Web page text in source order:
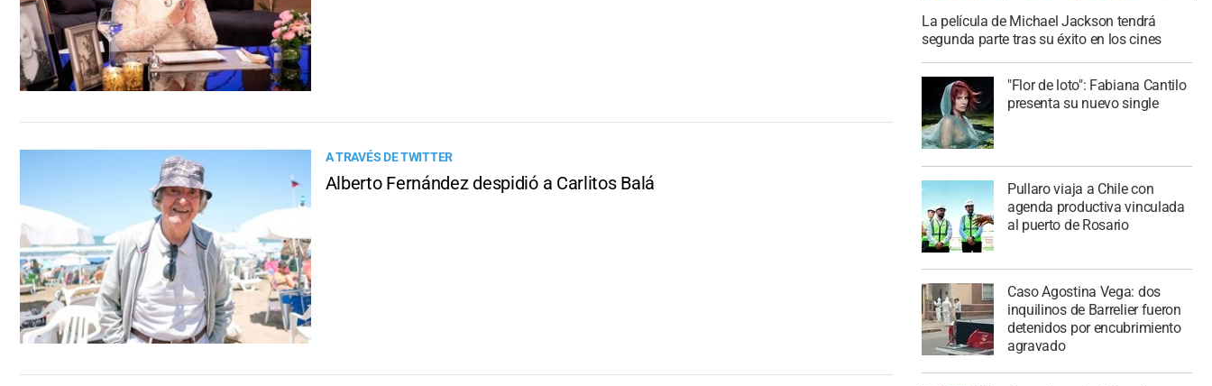
A TRAVÉS DE TWITTER
Alberto Fernández despidió a Carlitos Balá
La película de Michael Jackson tendrá
segunda parte tras su éxito en los cines
"Flor de loto": Fabiana Cantilo
presenta su nuevo single
Pullaro viaja a Chile con
agenda productiva vinculada
al puerto de Rosario
Caso Agostina Vega: dos
inquilinos de Barrelier fueron
detenidos por encubrimiento
agravado